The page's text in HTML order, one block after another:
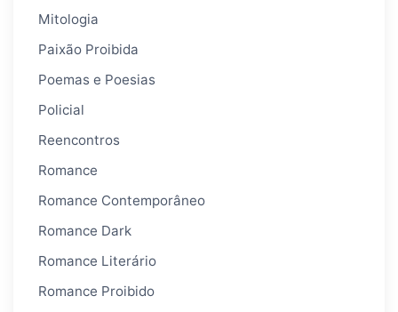
Mitologia
Paixão Proibida
Poemas e Poesias
Policial
Reencontros
Romance
Romance Contemporâneo
Romance Dark
Romance Literário
Romance Proibido